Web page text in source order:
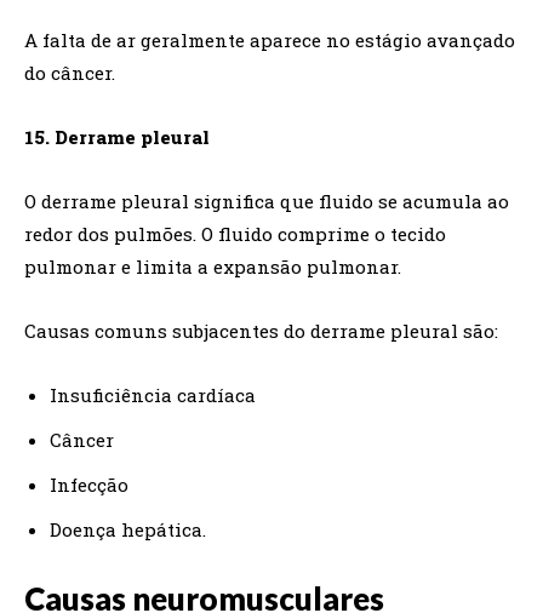
A falta de ar geralmente aparece no estágio avançado
do câncer.
15. Derrame pleural
O derrame pleural significa que fluido se acumula ao
redor dos pulmões. O fluido comprime o tecido
pulmonar e limita a expansão pulmonar.
Causas comuns subjacentes do derrame pleural são:
Insuficiência cardíaca
Câncer
Infecção
Doença hepática.
Causas neuromusculares